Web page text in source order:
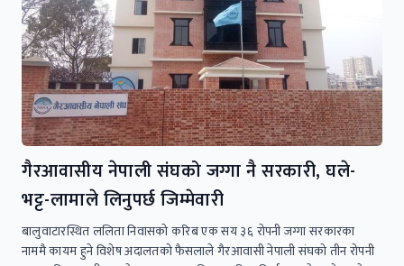
गैरआवासीय नेपाली संघको जग्गा नै सरकारी, घले-
भट्ट-लामाले लिनुपर्छ जिम्मेवारी
बालुवाटारस्थित ललिता निवासको करिब एक सय ३६ रोपनी जग्गा सरकारका
नाममै कायम हुने विशेष अदालतको फैसलाले गैरआवासी नेपाली संघको तीन रोपनी